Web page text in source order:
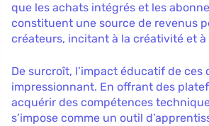
que les achats intégrés et les
constituent une source de revenus
créateurs, incitant à la créativité et à
De surcroît, l’impact éducatif de ces
impressionnant. En offrant des
acquérir des compétences
s’impose comme un outil